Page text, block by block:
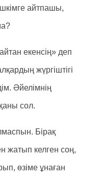
айтпашы,
екенсің» деп
жүргіштігі
Әйелімнің
сол.
Бірақ
жатып келген соң,
өзіме ұнаған